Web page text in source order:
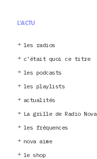
L'ACTU
les radios
c’était quoi ce titre
les podcasts
les playlists
actualités
La grille de Radio Nova
les fréquences
nova aime
le shop